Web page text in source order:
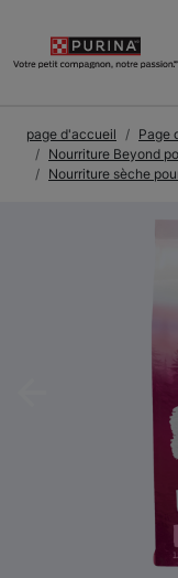
page d'accueil
Page
Nourriture Beyond
Nourriture sèche